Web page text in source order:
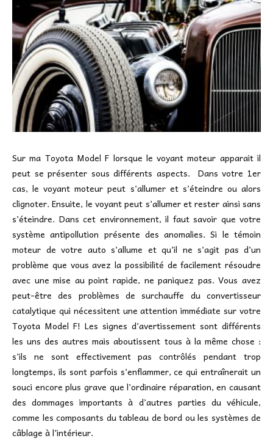
Sur ma Toyota Model F lorsque le voyant moteur apparait il
peut se présenter sous différents aspects. Dans votre 1er
cas, le voyant moteur peut s’allumer et s’éteindre ou alors
clignoter. Ensuite, le voyant peut s’allumer et rester ainsi sans
s’éteindre. Dans cet environnement, il faut savoir que votre
système antipollution présente des anomalies. Si le témoin
moteur de votre auto s’allume et qu’il ne s’agit pas d’un
problème que vous avez la possibilité de facilement résoudre
avec une mise au point rapide, ne paniquez pas. Vous avez
peut-être des problèmes de surchauffe du convertisseur
catalytique qui nécessitent une attention immédiate sur votre
Toyota Model F! Les signes d’avertissement sont différents
les uns des autres mais aboutissent tous à la même chose :
s’ils ne sont effectivement pas contrôlés pendant trop
longtemps, ils sont parfois s’enflammer, ce qui entraînerait un
souci encore plus grave que l’ordinaire réparation, en causant
des dommages importants à d’autres parties du véhicule,
comme les composants du tableau de bord ou les systèmes de
câblage à l’intérieur.